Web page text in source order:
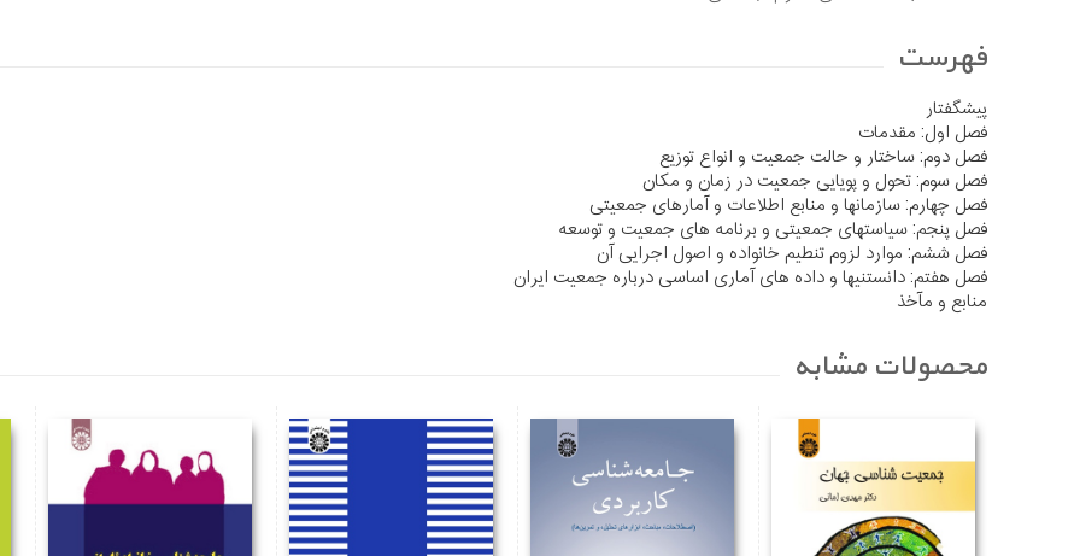
فهرست
پیشگفتار
فصل اول: مقدمات
فصل دوم: ساختار و حالت جمعیت و انواع توزیع
فصل سوم: تحول و پویایی جمعیت در زمان و مکان
فصل چهارم: سازمانها و منابع اطلاعات و آمارهای جمعیتی
فصل پنجم: سیاستهای جمعیتی و برنامه های جمعیت و توسعه
فصل ششم: موارد لزوم تنطیم خانواده و اصول اجرایی آن
فصل هفتم: دانستنیها و داده های آماری اساسی درباره جمعیت ایران
منابع و مآخذ
محصولات مشابه